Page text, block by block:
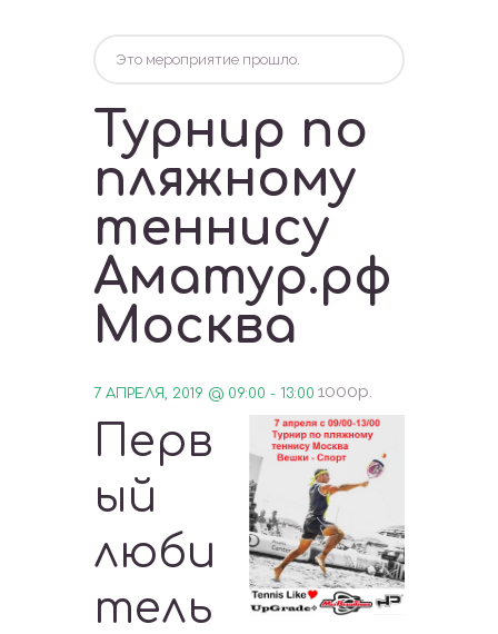
Это мероприятие прошло.
Турнир по
пляжному
теннису
Аматур.рф
Москва
7 АПРЕЛЯ, 2019 @ 09:00 - 13:00 1000р.
Перв
ый
люби
тель